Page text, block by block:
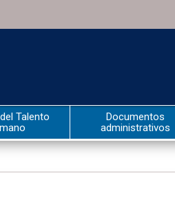
Talento
Documentos
administrativos